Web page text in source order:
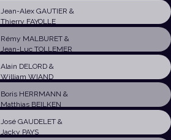
Jean-Alex GAUTIER &
Thierry FAYOLLE
Rémy MALBURET&
Jean-Luc TOLLEMER
Alain DELORD&
William WIAND
Boris HERRMANN &
Matthias BEILKEN
José GAUDELET&
Jacky PAYS